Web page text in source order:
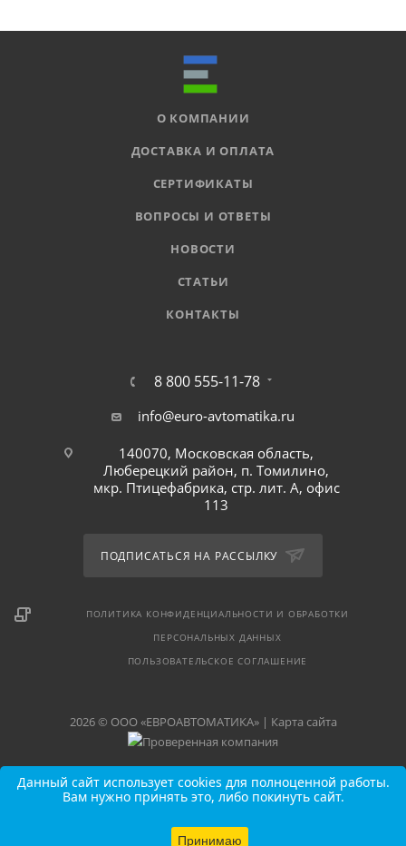
О КОМПАНИИ
ДОСТАВКА И ОПЛАТА
СЕРТИФИКАТЫ
ВОПРОСЫ И ОТВЕТЫ
НОВОСТИ
СТАТЬИ
КОНТАКТЫ
8 800 555-11-78
info@euro-avtomatika.ru
140070, Московская область,
Люберецкий район, п. Томилино,
мкр. Птицефабрика, стр. лит. А, офис
113
ПОДПИСАТЬСЯ НА РАССЫЛКУ
ПОЛИТИКА КОНФИДЕНЦИАЛЬНОСТИ И ОБРАБОТКИ
ПЕРСОНАЛЬНЫХ ДАННЫХ
ПОЛЬЗОВАТЕЛЬСКОЕ СОГЛАШЕНИЕ
2026 © ООО «ЕВРОАВТОМАТИКА» | Карта сайта
Данный сайт использует cookies для полноценной работы.
Вам нужно принять это, либо покинуть сайт.
Принимаю